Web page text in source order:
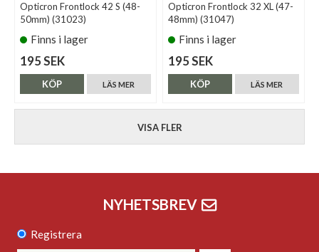
Opticron Frontlock 42 S (48-
50mm) (31023)
Finns i lager
195 SEK
LÄS MER
KÖP
Opticron Frontlock 32 XL (47-
48mm) (31047)
Finns i lager
195 SEK
LÄS MER
KÖP
VISA FLER
NYHETSBREV
Registrera